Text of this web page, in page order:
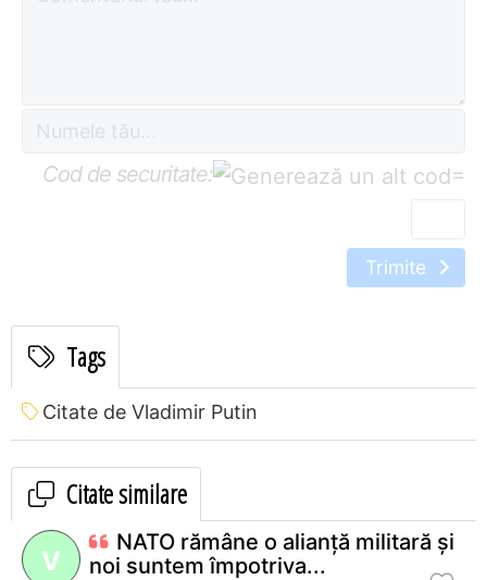
Cod de securitate: =
Trimite
Tags
Citate de Vladimir Putin
Citate similare
V
NATO rămâne o alianţă militară şi
noi suntem împotriva...